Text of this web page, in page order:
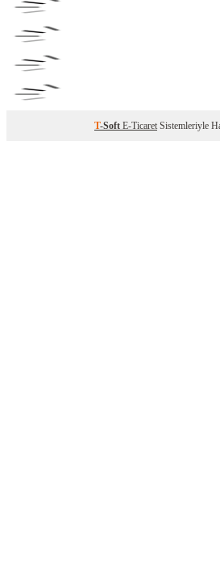
T-Soft E-Ticaret Sistemleriyle